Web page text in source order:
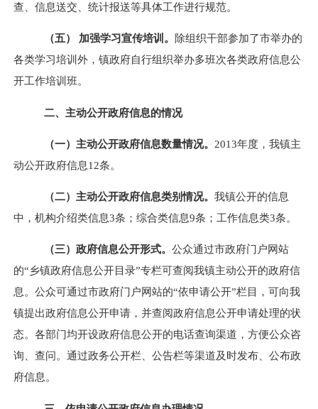
查、信息送交、统计报送等具体工作进行规范。
（五） 加强学习宣传培训。 除组织干部参加了市举办的
各类学习培训外，镇政府自行组织举办多班次各类政府信息公
开工作培训班。
二、主动公开政府信息的情况
（一）主动公开政府信息数量情况。 2013年度，我镇主
动公开政府信息12条。
（二）主动公开政府信息类别情况。 我镇公开的信息
中，机构介绍类信息3条；综合类信息9条；工作信息类3条。
（三）政府信息公开形式。 公众通过市政府门户网站
的“乡镇政府信息公开目录”专栏可查阅我镇主动公开的政府信
息。公众可通过市政府门户网站的“依申请公开”栏目，可向我
镇提出政府信息公开申请，并查阅政府信息公开申请处理的状
态。各部门均开设政府信息公开的电话查询渠道，方便公众咨
询、查问。通过政务公开栏、公告栏等渠道及时发布、公布政
府信息。